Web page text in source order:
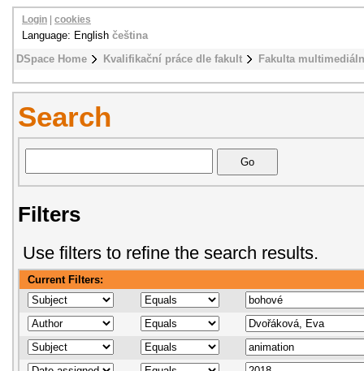
DSpace Home Kvalifikační práce dle fakult Fakulta
Login cookies
Language: English čeština
Search
Filters
Use filters to refine the search results.
Current Filters: